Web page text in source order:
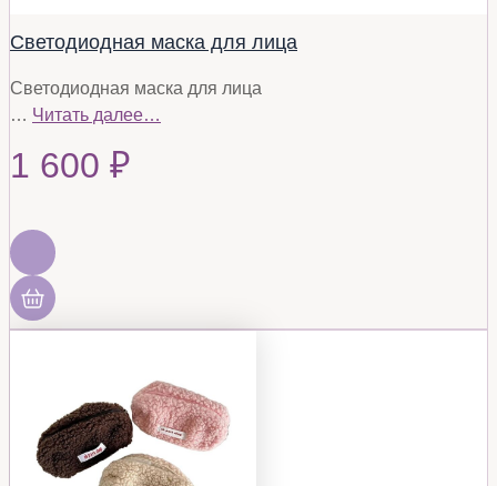
Светодиодная маска для лица
Светодиодная маска для лица
… Читать далее…
1 600 ₽